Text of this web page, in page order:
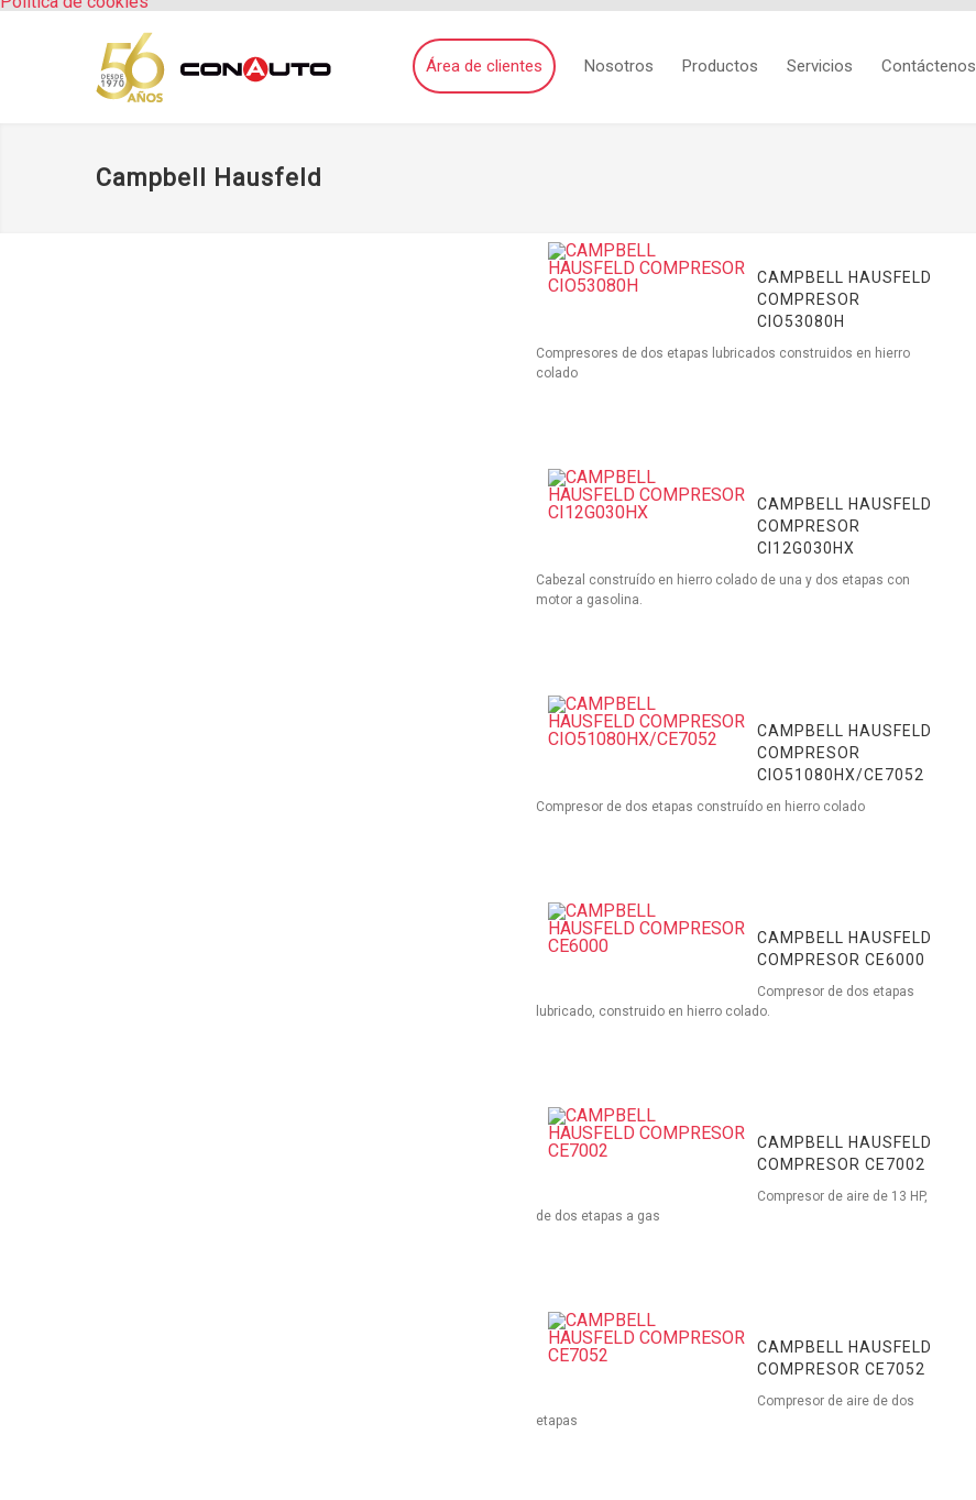
Área de clientes Nosotros Productos Servicios Contáctenos
Campbell Hausfeld
CAMPBELL HAUSFELD
COMPRESOR
CIO53080H
Compresores de dos etapas lubricados construidos en hierro
colado
CAMPBELL HAUSFELD
COMPRESOR
CI12G030HX
Cabezal construído en hierro colado de una y dos etapas con
motor a gasolina.
CAMPBELL HAUSFELD
COMPRESOR
CIO51080HX/CE7052
Compresor de dos etapas construído en hierro colado
CAMPBELL HAUSFELD
COMPRESOR CE6000
Compresor de dos etapas
lubricado, construido en hierro colado.
CAMPBELL HAUSFELD
COMPRESOR CE7002
Compresor de aire de 13 HP,
de dos etapas a gas
CAMPBELL HAUSFELD
COMPRESOR CE7052
Compresor de aire de dos
etapas